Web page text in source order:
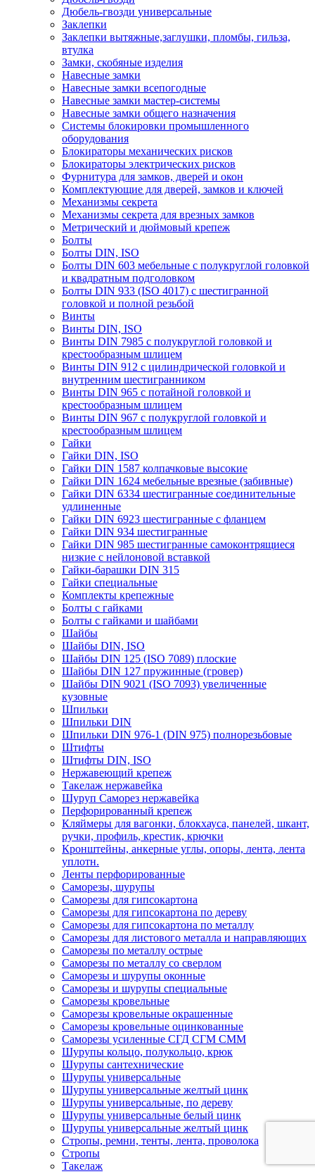
Дюбель-гвозди универсальные
Заклепки
Заклепки вытяжные,заглушки, пломбы, гильза,
втулка
Замки, скобяные изделия
Навесные замки
Навесные замки всепогодные
Навесные замки мастер-системы
Навесные замки общего назначения
Системы блокировки промышленного
оборудования
Блокираторы механических рисков
Блокираторы электрических рисков
Фурнитура для замков, дверей и окон
Комплектующие для дверей, замков и ключей
Механизмы секрета
Механизмы секрета для врезных замков
Метрический и дюймовый крепеж
Болты
Болты DIN, ISO
Болты DIN 603 мебельные с полукруглой головкой
и квадратным подголовком
Болты DIN 933 (ISO 4017) с шестигранной
головкой и полной резьбой
Винты
Винты DIN, ISO
Винты DIN 7985 с полукруглой головкой и
крестообразным шлицем
Винты DIN 912 с цилиндрической головкой и
внутренним шестигранником
Винты DIN 965 с потайной головкой и
крестообразным шлицем
Винты DIN 967 с полукруглой головкой и
крестообразным шлицем
Гайки
Гайки DIN, ISO
Гайки DIN 1587 колпачковые высокие
Гайки DIN 1624 мебельные врезные (забивные)
Гайки DIN 6334 шестигранные соединительные
удлиненные
Гайки DIN 6923 шестигранные с фланцем
Гайки DIN 934 шестигранные
Гайки DIN 985 шестигранные самоконтрящиеся
низкие с нейлоновой вставкой
Гайки-барашки DIN 315
Гайки специальные
Комплекты крепежные
Болты с гайками
Болты с гайками и шайбами
Шайбы
Шайбы DIN, ISO
Шайбы DIN 125 (ISO 7089) плоские
Шайбы DIN 127 пружинные (гровер)
Шайбы DIN 9021 (ISO 7093) увеличенные
кузовные
Шпильки
Шпильки DIN
Шпильки DIN 976-1 (DIN 975) полнорезьбовые
Штифты
Штифты DIN, ISO
Нержавеющий крепеж
Такелаж нержавейка
Шуруп Саморез нержавейка
Перфорированный крепеж
Кляймеры для вагонки, блокхауса, панелей, шкант,
ручки, профиль, крестик, крючки
Кронштейны, анкерные углы, опоры, лента, лента
уплотн.
Ленты перфорированные
Саморезы, шурупы
Саморезы для гипсокартона
Саморезы для гипсокартона по дереву
Саморезы для гипсокартона по металлу
Саморезы для листового металла и направляющих
Саморезы по металлу острые
Саморезы по металлу со сверлом
Саморезы и шурупы оконные
Саморезы и шурупы специальные
Саморезы кровельные
Саморезы кровельные окрашенные
Саморезы кровельные оцинкованные
Саморезы усиленные СГД СГМ СММ
Шурупы кольцо, полукольцо, крюк
Шурупы сантехнические
Шурупы универсальные
Шурупы универсальные желтый цинк
Шурупы универсальные, по дереву
Шурупы универсальные белый цинк
Шурупы универсальные желтый цинк
Стропы, ремни, тенты, лента, проволока
Стропы
Такелаж